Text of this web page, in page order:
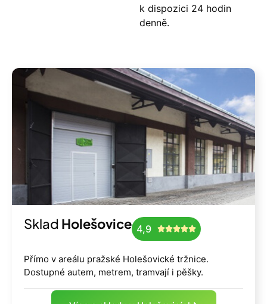
k dispozici 24 hodin
denně.
Sklad Holešovice 4,9 
Přímo v areálu pražské Holešovické tržnice.
Dostupné autem, metrem, tramvají i pěšky.